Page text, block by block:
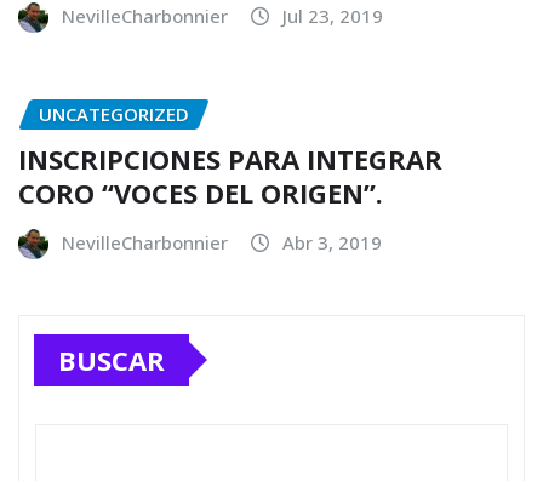
NevilleCharbonnier Jul 23, 2019
UNCATEGORIZED
INSCRIPCIONES PARA INTEGRAR
CORO “VOCES DEL ORIGEN”.
NevilleCharbonnier Abr 3, 2019
BUSCAR